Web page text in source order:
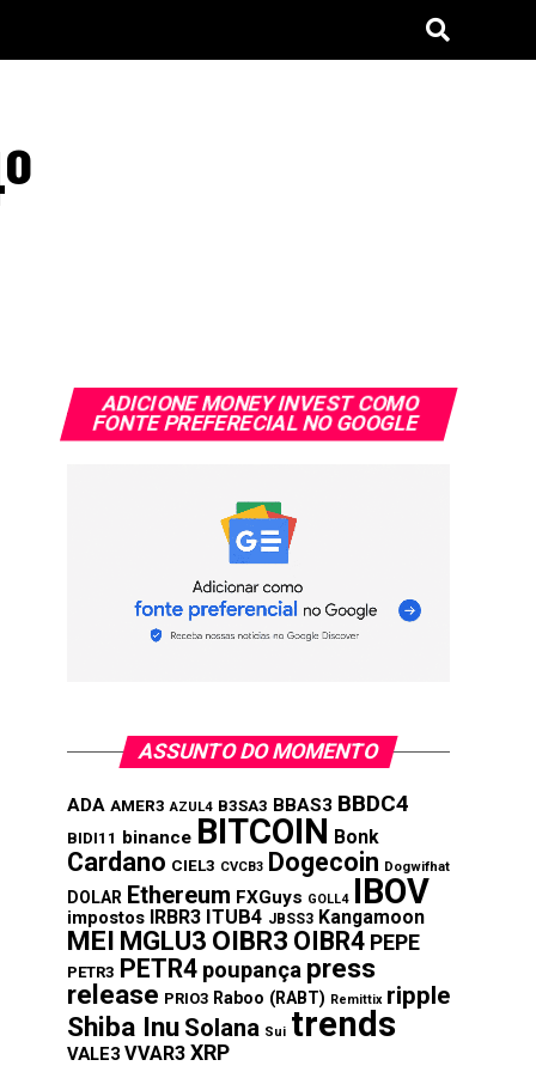
ADICIONE MONEY INVEST COMO
FONTE PREFERECIAL NO GOOGLE
ASSUNTO DO MOMENTO
ADA AMER3 AZUL4 B3SA3 BBAS3 BBDC4
BIDI11 binance BITCOIN Bonk
Cardano CIEL3 CVCB3 Dogecoin Dogwifhat
DOLAR Ethereum FXGuys GOLL4 IBOV
impostos IRBR3 ITUB4 JBSS3 Kangamoon
MEI MGLU3 OIBR3 OIBR4 PEPE
PETR3 PETR4 poupança press
release PRIO3 Raboo (RABT) Remittix ripple
Shiba Inu Solana Sui trends
VALE3 VVAR3 XRP